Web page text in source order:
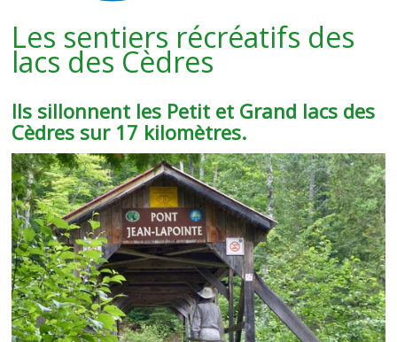
Les sentiers récréatifs des
lacs des Cèdres
Ils sillonnent les Petit et Grand lacs des
Cèdres sur 17 kilomètres.